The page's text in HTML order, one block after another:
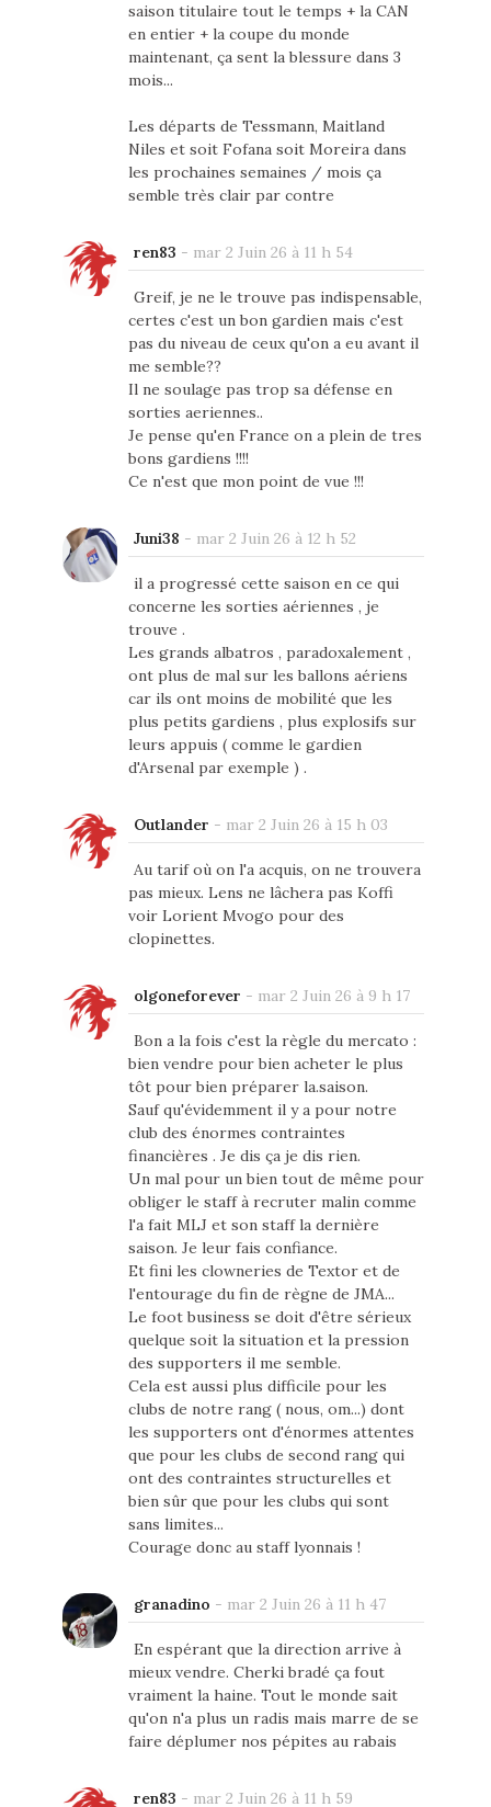
saison titulaire tout le temps + la CAN
en entier + la coupe du monde
maintenant, ça sent la blessure dans 3
mois...
Les départs de Tessmann, Maitland
Niles et soit Fofana soit Moreira dans
les prochaines semaines / mois ça
semble très clair par contre
ren83 - mar 2 Juin 26 à 11 h 54
Greif, je ne le trouve pas indispensable,
certes c'est un bon gardien mais c'est
pas du niveau de ceux qu'on a eu avant il
me semble??
Il ne soulage pas trop sa défense en
sorties aeriennes..
Je pense qu'en France on a plein de tres
bons gardiens !!!!
Ce n'est que mon point de vue !!!
Juni38 - mar 2 Juin 26 à 12 h 52
il a progressé cette saison en ce qui
concerne les sorties aériennes , je
trouve .
Les grands albatros , paradoxalement ,
ont plus de mal sur les ballons aériens
car ils ont moins de mobilité que les
plus petits gardiens , plus explosifs sur
leurs appuis ( comme le gardien
d'Arsenal par exemple ) .
Outlander - mar 2 Juin 26 à 15 h 03
Au tarif où on l'a acquis, on ne trouvera
pas mieux. Lens ne lâchera pas Koffi
voir Lorient Mvogo pour des
clopinettes.
olgoneforever - mar 2 Juin 26 à 9 h 17
Bon a la fois c'est la règle du mercato :
bien vendre pour bien acheter le plus
tôt pour bien préparer la.saison.
Sauf qu'évidemment il y a pour notre
club des énormes contraintes
financières . Je dis ça je dis rien.
Un mal pour un bien tout de même pour
obliger le staff à recruter malin comme
l'a fait MLJ et son staff la dernière
saison. Je leur fais confiance.
Et fini les clowneries de Textor et de
l'entourage du fin de règne de JMA...
Le foot business se doit d'être sérieux
quelque soit la situation et la pression
des supporters il me semble.
Cela est aussi plus difficile pour les
clubs de notre rang ( nous, om...) dont
les supporters ont d'énormes attentes
que pour les clubs de second rang qui
ont des contraintes structurelles et
bien sûr que pour les clubs qui sont
sans limites...
Courage donc au staff lyonnais !
granadino - mar 2 Juin 26 à 11 h 47
En espérant que la direction arrive à
mieux vendre. Cherki bradé ça fout
vraiment la haine. Tout le monde sait
qu'on n'a plus un radis mais marre de se
faire déplumer nos pépites au rabais
ren83 - mar 2 Juin 26 à 11 h 59